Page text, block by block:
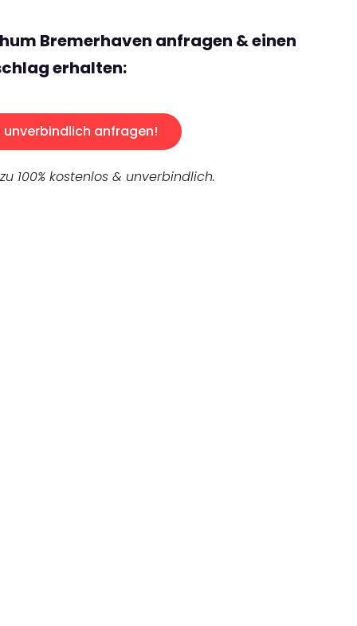
Bremerhaven anfragen & einen
erhalten:
unverbindlich anfragen!
100% kostenlos & unverbindlich.